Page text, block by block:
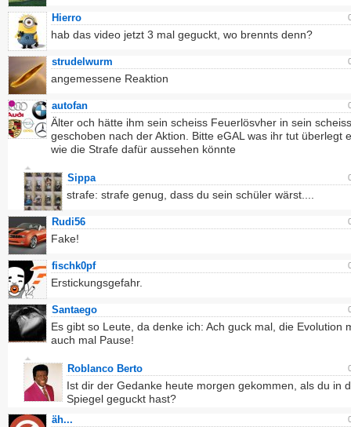
Hierro
hab das video jetzt 3 mal geguckt, wo brennts denn?
strudelwurm
angemessene Reaktion
autofan
Älter och hätte ihm sein scheiss Feuerlösvher in sein
geschoben nach der Aktion. Bitte eGAL was ihr tut überlegt
wie die Strafe dafür aussehen könnte
Sippa
strafe: strafe genug, dass du sein schüler wärst....
Rudi56
Fake!
fischk0pf
Erstickungsgefahr.
Santaego
Es gibt so Leute, da denke ich: Ach guck mal, die Evolution
auch mal Pause!
Roblanco Berto
Ist dir der Gedanke heute morgen gekommen, als du in
Spiegel geguckt hast?
äh...